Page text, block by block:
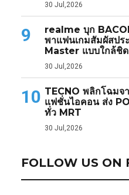
30 Jul,2026
9
realme บุก
พาแฟนเกมสัมผัสป
Master แบบใกล้ชิด
30 Jul,2026
10 TECNO พลิกโฉมจ
แฟชั่นไอคอน ส่ง
ทั่ว MRT
30 Jul,2026
FOLLOW US ON